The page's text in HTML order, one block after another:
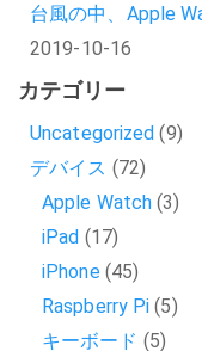
台風の中、Apple
2019-10-16
カテゴリー
Uncategorized (9)
デバイス (72)
Apple Watch (3)
iPad (17)
iPhone(45)
Raspberry Pi (5)
キーボード (5)